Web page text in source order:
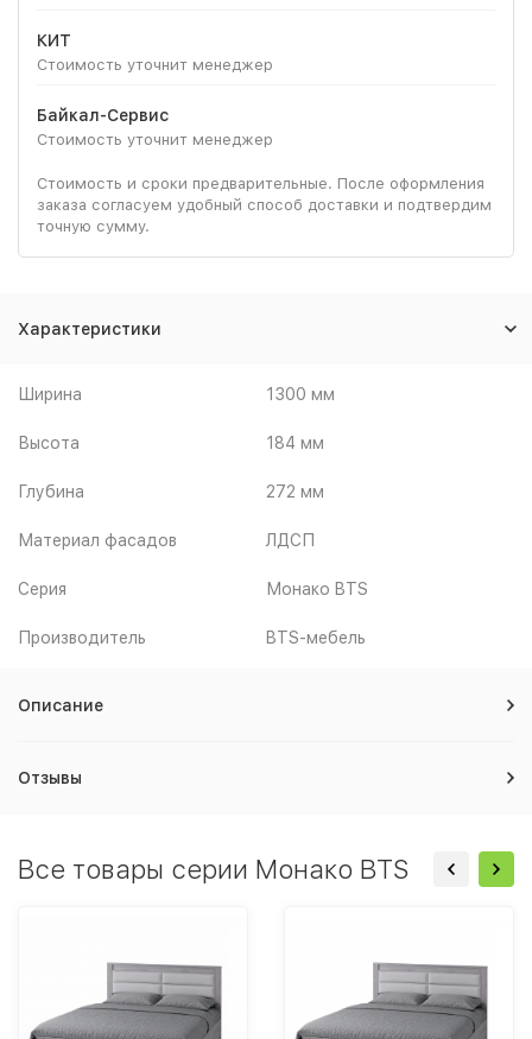
КИТ
Стоимость уточнит менеджер
Байкал-Сервис
Стоимость уточнит менеджер
Стоимость и сроки предварительные. После оформления
заказа согласуем удобный способ доставки и подтвердим
точную сумму.
Характеристики
Ширина 1300 мм
Высота 184 мм
Глубина 272 мм
Материал фасадов ЛДСП
Серия Монако BTS
Производитель BTS-мебель
Описание
Отзывы
Все товары серии Монако BTS